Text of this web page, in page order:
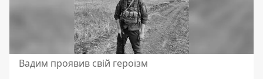
Вадим проявив свій героїзм